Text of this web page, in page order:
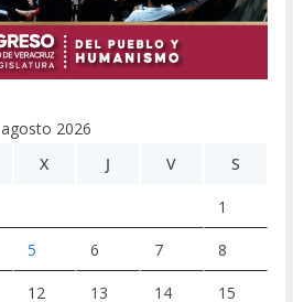
agosto 2026
X J V S
1
5 6 7 8
12 13 14 15